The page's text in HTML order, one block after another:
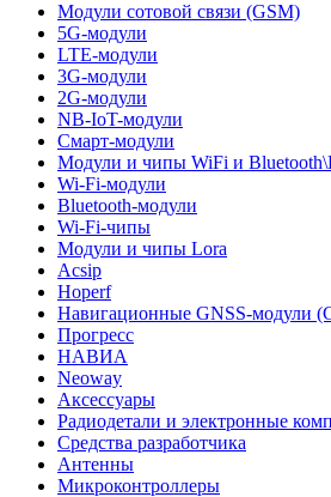
Модули сотовой связи (GSM)
5G-модули
LTE-модули
3G-модули
2G-модули
NB-IoT-модули
Смарт-модули
Модули и чипы WiFi и
Wi-Fi-модули
Bluetooth-модули
Wi-Fi-чипы
Модули и чипы Lora
Acsip
Hoperf
Навигационные GNSS-модули
Прогресс
НАВИА
Neoway
Аксессуары
Радиодетали и электронные
Средства разработчика
Антенны
Микроконтроллеры